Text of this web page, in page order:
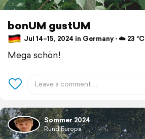
bonUM gustUM
Jul 14–15, 2024 in Germany ⋅ ☁️ 23 °C
Mega schön!
Sommer 2024
Rund Europa